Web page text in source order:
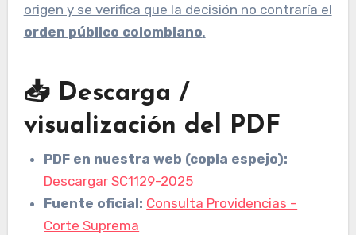
origen y se verifica que la decisión no contraría el
orden público colombiano.
📥 Descarga /
visualización del PDF
PDF en nuestra web (copia espejo):
Descargar SC1129-2025
Fuente oficial: Consulta Providencias –
Corte Suprema